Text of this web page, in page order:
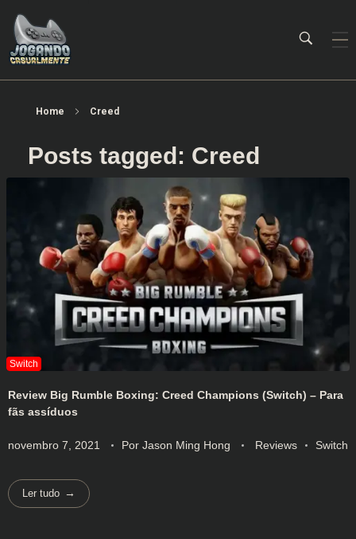
Home Creed
Posts tagged: Creed
Review Big Rumble Boxing: Creed Champions (Switch) – Para
fãs assíduos
novembro 7, 2021 Por Jason Ming Hong Reviews Switch
Ler tudo